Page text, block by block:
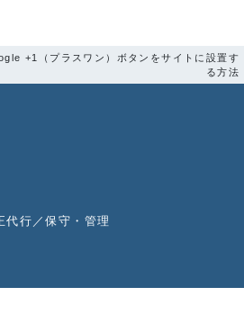
+1（プラスワン）ボタンをサイトに設置す
る方法
代行／保守・管理